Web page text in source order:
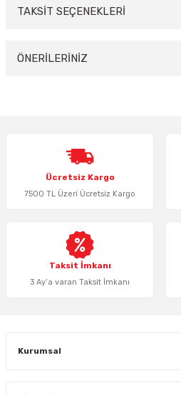
Bu ürüne ilk yorumu
TAKSİT SEÇENEKLERİ
ÖNERİLERİNİZ
Ürün resmi kalitesiz, bozuk veya
Ürün açıklamasında eksik bilgiler
Ürün bilgilerinde hatalar bulunuyor.
Bu ürüne benzer farklı alternatifler
Ücretsiz Kargo
7500 TL Üzeri Ücretsiz Kargo
Taksit İmkanı
3 Ay’a varan Taksit İmkanı
Kurumsal